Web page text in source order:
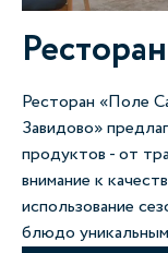
Ресторан «Поле
Завидово»
продуктов - от
внимание к
использование
блюдо